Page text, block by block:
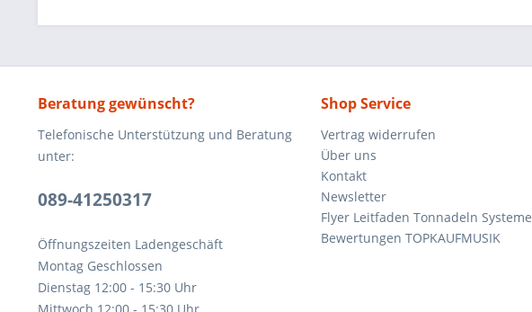
Beratung gewünscht?
Telefonische Unterstützung und Beratung
unter:
089-41250317
Öffnungszeiten Ladengeschäft
Montag Geschlossen
Dienstag 12:00 - 15:30 Uhr
Shop Service
Vertrag widerrufen
Über uns
Kontakt
Newsletter
Flyer Leitfaden Tonnadeln Systeme
Bewertungen TOPKAUFMUSIK